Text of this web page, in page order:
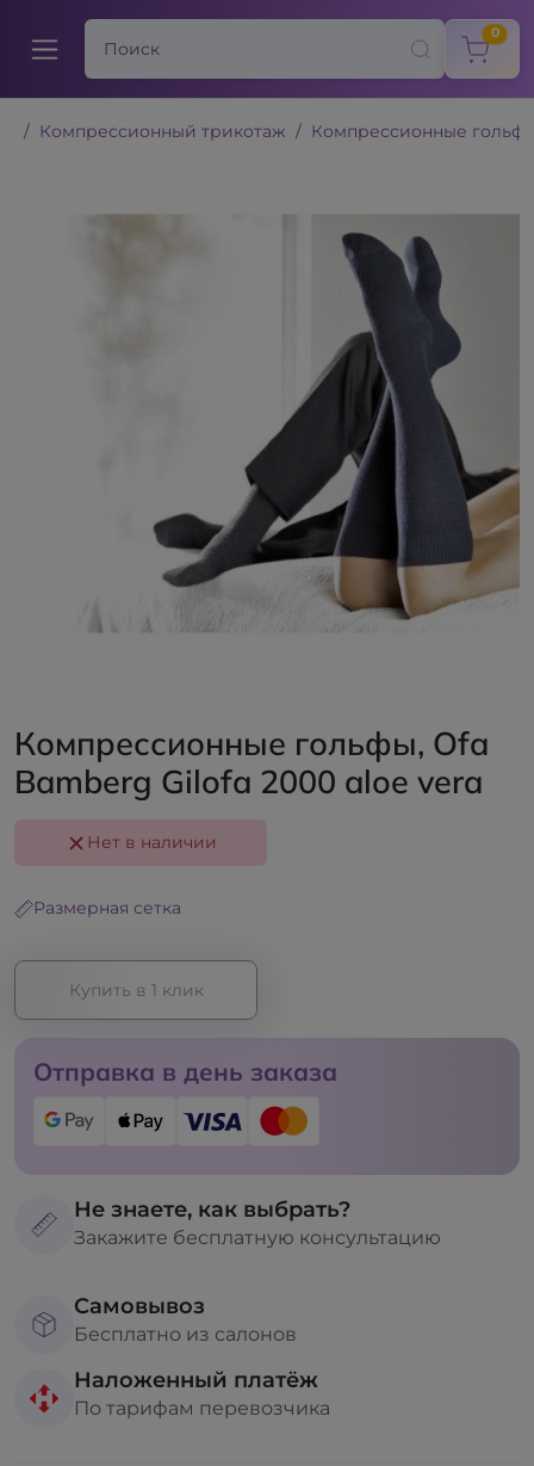
0
Компрессионный трикотаж Компрессионные
Компрессионные гольфы, Ofa
Bamberg Gilofa 2000 aloe vera
Нет в наличии
Размерная сетка
Купить в 1 клик
Отправка в день заказа
Не знаете, как выбрать?
Закажите бесплатную консультацию
Самовывоз
Бесплатно из салонов
Наложенный платёж
По тарифам перевозчика